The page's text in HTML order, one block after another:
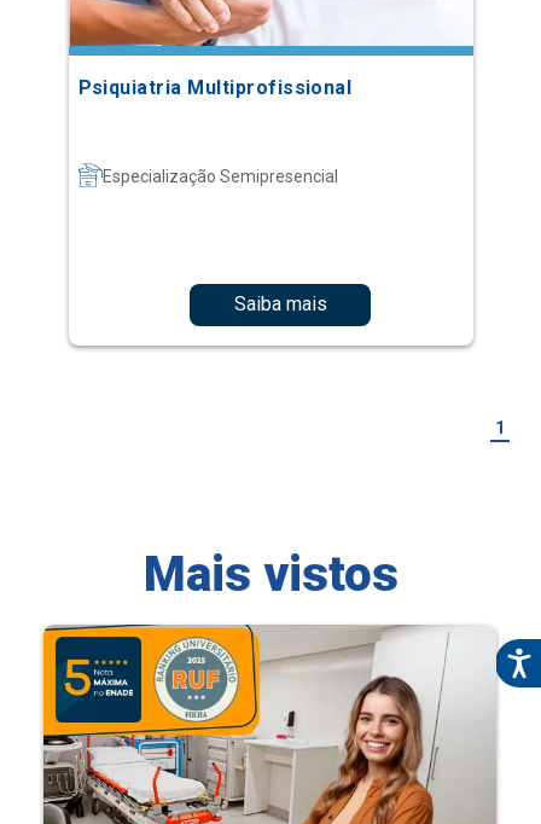
Psiquiatria Multiprofissional
Especialização Semipresencial
Saiba mais
1
Mais vistos